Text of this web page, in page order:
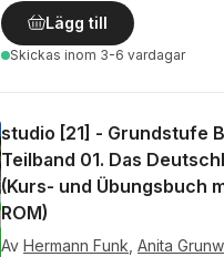
Lägg till
Skickas inom 3-6 vardagar
studio [21] - Grundstufe
Teilband 01. Das
(Kurs- und Übungsbuch
ROM)
Av Hermann Funk Anita